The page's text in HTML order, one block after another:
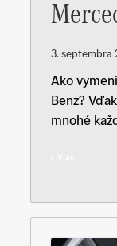
3. septembra
Ako
Benz?
mnohé